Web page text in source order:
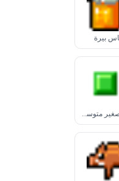
بيرة
مربع صغير متوسط أسود